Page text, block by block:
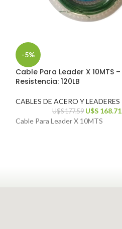
-5%
Cable Para Leader X 10MTS –
Resistencia: 120LB
CABLES DE ACERO Y LEADERES
U$S177.59 U$S 168.71
Cable Para Leader X 10MTS